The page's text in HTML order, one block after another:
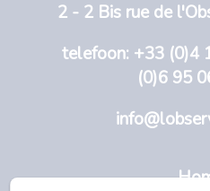
2 - 2 Bis rue de
telefoon: +33 (0)4
(0)6 95